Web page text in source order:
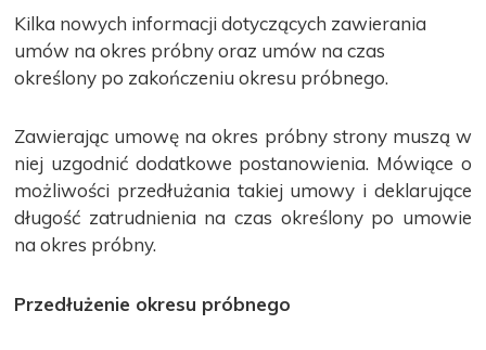
Kilka nowych informacji dotyczących zawierania
umów na okres próbny oraz umów na czas
określony po zakończeniu okresu próbnego.
Zawierając umowę na okres próbny strony muszą w
niej uzgodnić dodatkowe postanowienia. Mówiące o
możliwości przedłużania takiej umowy i deklarujące
długość zatrudnienia na czas określony po umowie
na okres próbny.
Przedłużenie okresu próbnego